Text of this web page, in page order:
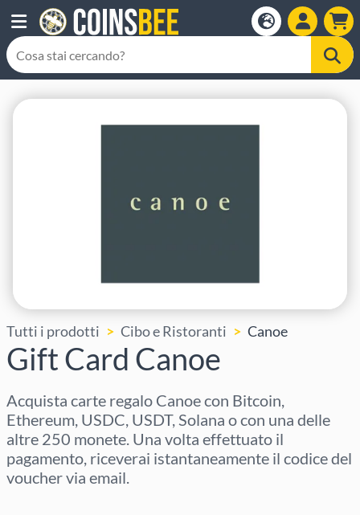
Tutti i prodotti Cibo e Ristoranti Canoe
Gift Card Canoe
Acquista carte regalo Canoe con Bitcoin,
Ethereum, USDC, USDT, Solana o con una delle
altre 250 monete. Una volta effettuato il
pagamento, riceverai istantaneamente il codice del
voucher via email.